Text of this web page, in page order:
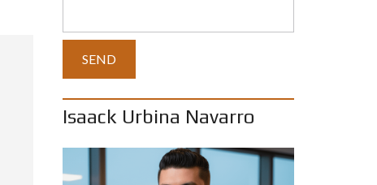
S
A
V
Isaack Urbina Navarro